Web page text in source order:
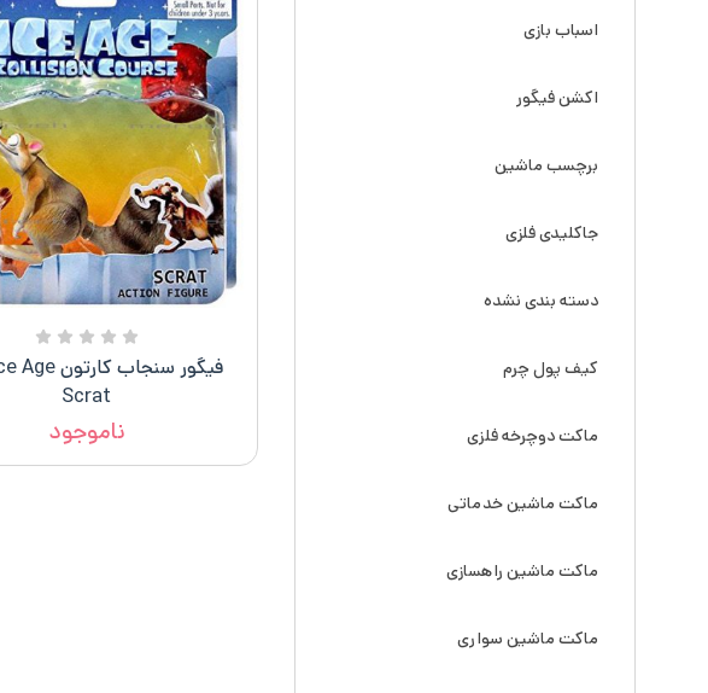
اسباب بازی
اکشن فیگور
برچسب ماشین
جاکلیدی فلزی
دسته بندی نشده
کیف پول چرم
ماکت دوچرخه فلزی
ماکت ماشین خدماتی
ماکت ماشین راهسازی
ماکت ماشین سواری
Scrat
ناموجود